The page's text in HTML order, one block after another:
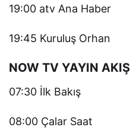
19:00 atv Ana Haber
19:45 Kuruluş Orhan
NOW TV YAYIN
07:30 İlk Bakış
08:00 Çalar Saat